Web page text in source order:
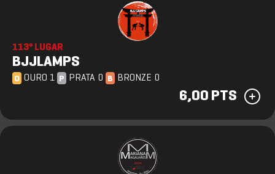
113º LUGAR
BJJLAMPS
O OURO 1 P PRATA 0 B BRONZE 0
6,00 PTS